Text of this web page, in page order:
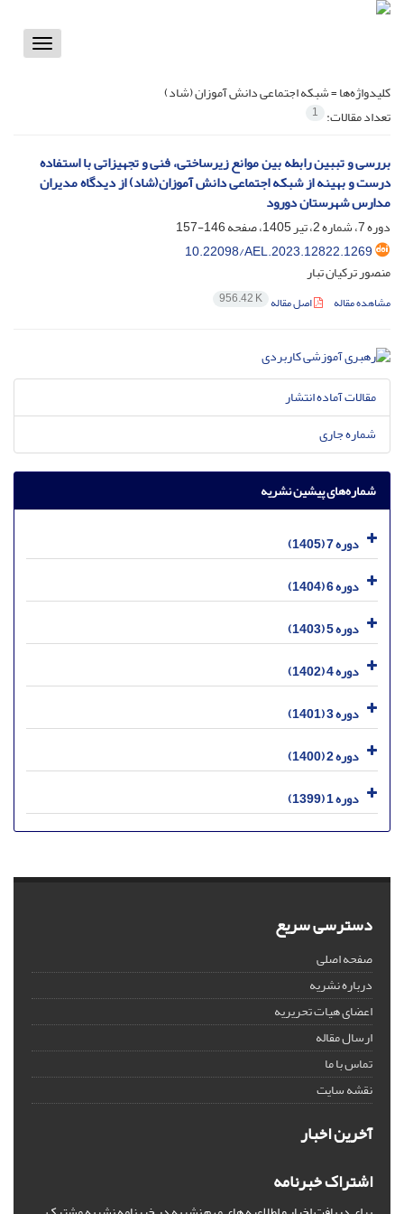
Toggle
کلیدواژه‌ها =شبکه اجتماعی دانش آموزان (شاد)
تعداد مقالات: 1
بررسی و تببین رابطه بین موانع زیرساختی، فنی و تجهیزاتی با استفاده
درست و بهینه از شبکه اجتماعی دانش آموزان(شاد) از دیدگاه مدیران
مدارس شهرستان دورود
دوره 7، شماره 2، تیر 1405، صفحه
146-157
10.22098/AEL.2023.12822.1269
منصور ترکیان تبار
مشاهده مقاله اصل مقاله 956.42 K
مقالات آماده انتشار
شماره جاری
شماره‌های پیشین نشریه
دوره 7 (1405)
دوره 6 (1404)
دوره 5 (1403)
دوره 4 (1402)
دوره 3 (1401)
دوره 2 (1400)
دوره 1 (1399)
دسترسی سریع
صفحه اصلی
درباره نشریه
اعضای هیات تحریریه
ارسال مقاله
تماس با ما
نقشه سایت
آخرین اخبار
اشتراک خبرنامه